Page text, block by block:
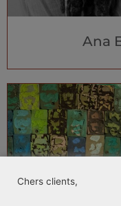
Ana
Chers clients,